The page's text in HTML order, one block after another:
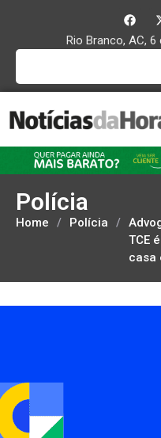
Rio Branco, AC,
Polícia
Home / Polícia /
TCE
casa